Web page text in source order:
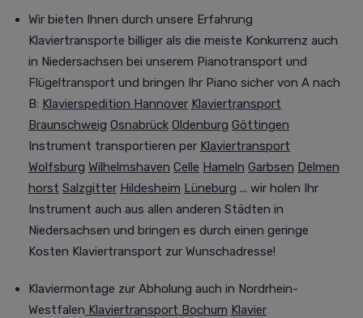
Wir bieten Ihnen durch unsere Erfahrung
Klaviertransporte billiger als die meiste Konkurrenz auch
in Niedersachsen bei unserem Pianotransport und
Flügeltransport und bringen Ihr Piano sicher von A nach
B: Klavierspedition Hannover Klaviertransport
Braunschweig Osnabrück Oldenburg Göttingen
Instrument transportieren per Klaviertransport
Wolfsburg Wilhelmshaven Celle Hameln Garbsen Delmen
horst Salzgitter Hildesheim Lüneburg ... wir holen Ihr
Instrument auch aus allen anderen Städten in
Niedersachsen und bringen es durch einen geringe
Kosten Klaviertransport zur Wunschadresse!
Klaviermontage zur Abholung auch in Nordrhein-
Westfalen Klaviertransport Bochum Klavier